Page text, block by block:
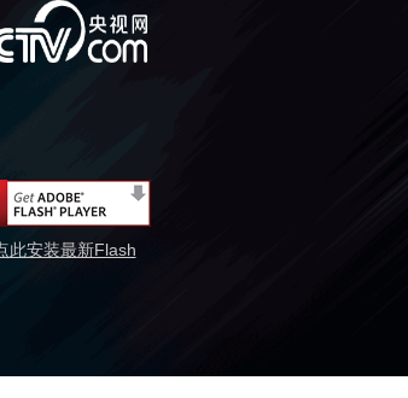
此安装最新Flash